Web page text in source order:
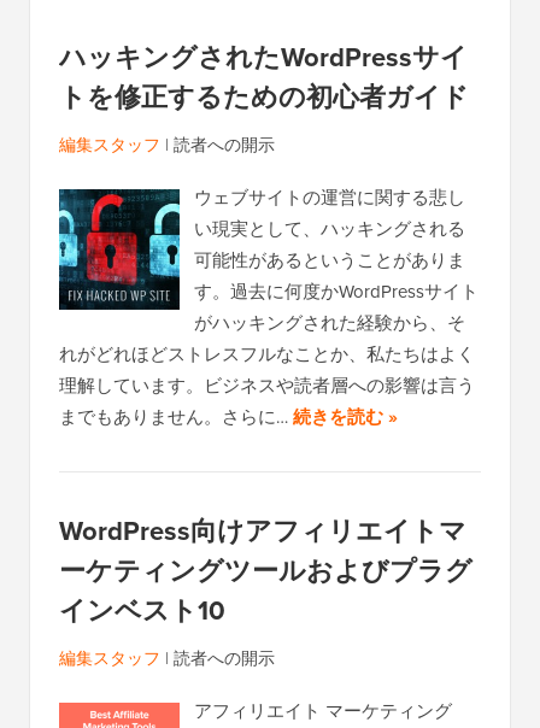
ハッキングされたWordPressサイ
トを修正するための初心者ガイド
編集スタッフ | 読者への開示
ウェブサイトの運営に関する悲し
い現実として、ハッキングされる
可能性があるということがありま
す。過去に何度かWordPressサイト
がハッキングされた経験から、そ
れがどれほどストレスフルなことか、私たちはよく
理解しています。ビジネスや読者層への影響は言う
までもありません。さらに…続きを読む »
WordPress向けアフィリエイトマ
ーケティングツールおよびプラグ
インベスト10
編集スタッフ | 読者への開示
アフィリエイト マーケティング